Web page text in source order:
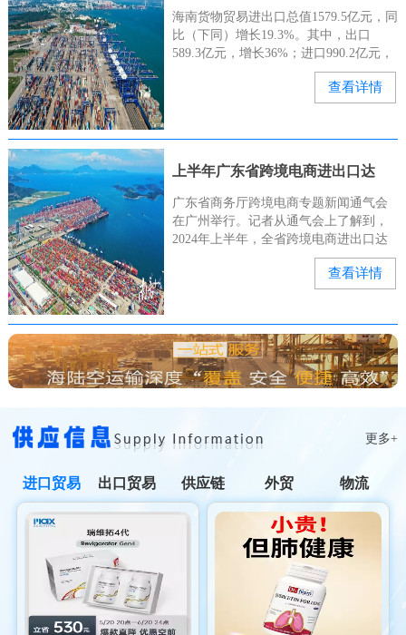
贸易进出口总值亮眼→
海南货物贸易进出口总值1579.5亿元，同
比（下同）增长19.3%。其中，出口
589.3亿元，增长36%；进口990.2亿元，
增长11.2%。儋州市支撑作用明显。前7
个月，儋州（含洋浦）进出口762.5亿元
查看详情
上半年广东省跨境电商进出口达
4273.4亿元
广东省商务厅跨境电商专题新闻通气会
在广州举行。记者从通气会上了解到，
2024年上半年，全省跨境电商进出口达
4273.4亿元。据悉，广东跨境电商进出口
从2015年的113亿元跃升至2023年查看详情
更多+
进口贸易 出口贸易 供应链 外贸 物流